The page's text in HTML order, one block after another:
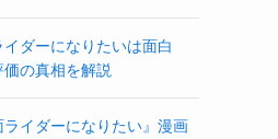
ダーになりたいは面白
の真相を解説
ライダーになりたい』漫画